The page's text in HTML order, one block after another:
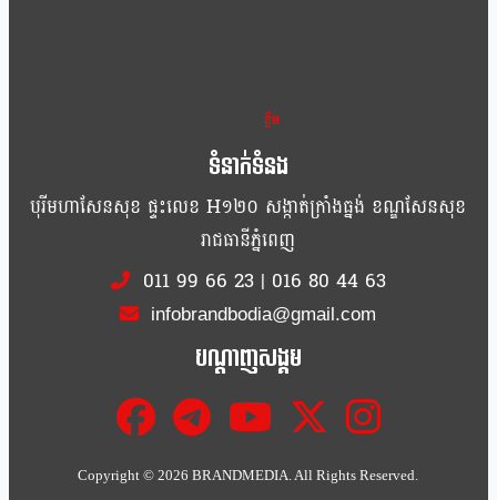
ខ្លឹម ខ្លី រហ័ស
ទំនាក់ទំនង
បុរីមហាសែនសុខ ផ្ទះលេខ H១២០ សង្កាត់ក្រាំងធ្នង់ ខណ្ឌសែនសុខ
រាជធានីភ្នំពេញ
011 99 66 23| 016 80 44 63
infobrandbodia@gmail.com
បណ្ដាញសង្គម
Copyright ©2026 BRANDMEDIA. All Rights Reserved.